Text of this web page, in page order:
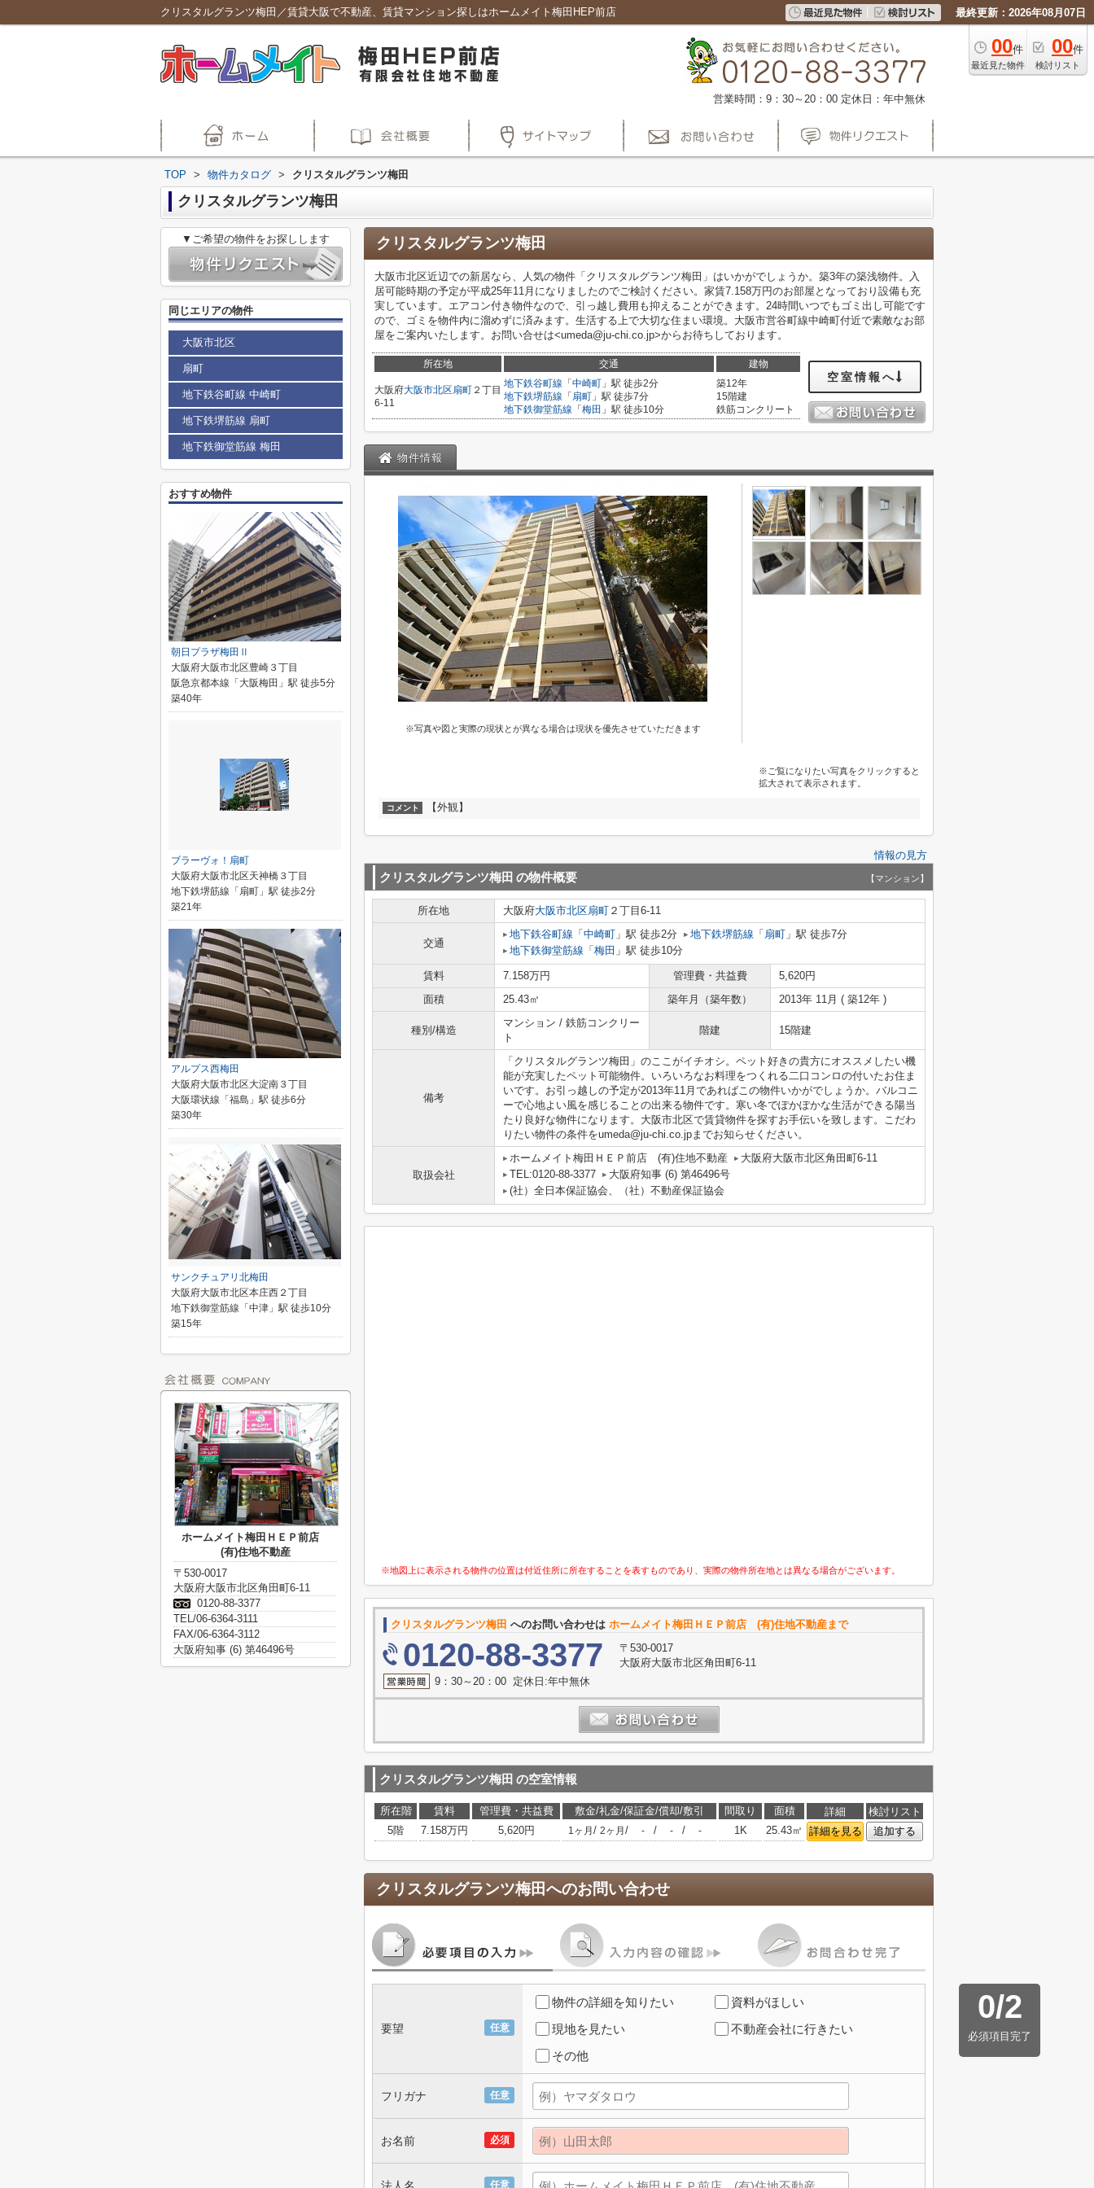
クリスタルグランツ梅田／賃貸大阪で不動産、賃貸マンション探しはホームメイト梅田HEP前店 最終更新：2026年08月07日
00件
最近見た物件
00件
検討リスト
営業時間：9：30～20：00 定休日：年中無休
TOP > 物件カタログ > クリスタルグランツ梅田
クリスタルグランツ梅田
クリスタルグランツ梅田
大阪市北区近辺での新居なら、人気の物件「クリスタルグランツ梅田」はいかがでしょうか。築3年の築浅物件。入
居可能時期の予定が平成25年11月になりましたのでご検討ください。家賃7.158万円のお部屋となっており設備も充
実しています。エアコン付き物件なので、引っ越し費用も抑えることができます。24時間いつでもゴミ出し可能です
ので、ゴミを物件内に溜めずに済みます。生活する上で大切な住まい環境。大阪市営谷町線中崎町付近で素敵なお部
屋をご案内いたします。お問い合せは<umeda@ju-chi.co.jp>からお待ちしております。
所在地 交通 建物
大阪府大阪市北区扇町 ２丁目
6-11
地下鉄谷町線 「 中崎町 」駅 徒歩2分
地下鉄堺筋線 「 扇町 」駅 徒歩7分
地下鉄御堂筋線 「 梅田 」駅 徒歩10分
築12年
15階建
鉄筋コンクリート
空室情報へ
物件情報
※写真や図と実際の現状とが異なる場合は現状を優先させていただきます
※ご覧になりたい写真をクリックすると
拡大されて表示されます。
コメント 【外観】
情報の見方
クリスタルグランツ梅田 の物件概要 【マンション】
所在地 大阪府大阪市北区扇町 ２丁目6-11
交通
地下鉄谷町線 「 中崎町 」駅 徒歩2分 地下鉄堺筋線 「 扇町 」駅 徒歩7分
地下鉄御堂筋線 「 梅田 」駅 徒歩10分
賃料 7.158万円 管理費・共益費
5,620円
面積
25.43㎡ 築年月（築年数） 2013年 11月 ( 築12年 )
種別/構造
マンション / 鉄筋コンクリー
ト
階建 15階建
備考
「クリスタルグランツ梅田」のここがイチオシ。ペット好きの貴方にオススメしたい機
能が充実したペット可能物件。いろいろなお料理をつくれる二口コンロの付いたお住ま
いです。お引っ越しの予定が2013年11月であればこの物件いかがでしょうか。バルコニ
ーで心地よい風を感じることの出来る物件です。寒い冬でぽかぽかな生活ができる陽当
たり良好な物件になります。大阪市北区で賃貸物件を探すお手伝いを致します。こだわ
りたい物件の条件をumeda@ju-chi.co.jpまでお知らせください。
取扱会社
ホームメイト梅田ＨＥＰ前店 (有)住地不動産
大阪府大阪市北区角田町6-11
TEL:0120-88-3377
大阪府知事 (6) 第46496号
(社）全日本保証協会、（社）不動産保証協会
※地図上に表示される物件の位置は付近住所に所在することを表すものであり、実際の物件所在地とは異なる場合がございます。
クリスタルグランツ梅田 へのお問い合わせは ホームメイト梅田ＨＥＰ前店 (有)住地不動産まで
0120-88-3377
〒530-0017
大阪府大阪市北区角田町6-11
9：30～20：00 定休日:年中無休
クリスタルグランツ梅田 の空室情報
所在階 賃料 管理費・共益費 敷金/礼金/保証金/償却/敷引 間取り 面積 詳細
検討リスト
5階
7.158万円 5,620円 1ヶ月 / 2ヶ月 / - / - / - 1K 25.43㎡ 詳細を見る 追加する
クリスタルグランツ梅田へのお問い合わせ
0/2
必須項目完了
任意
要望
物件の詳細を知りたい
資料がほしい
現地を見たい
不動産会社に行きたい
その他
任意
フリガナ
必須
お名前
任意
▼ご希望の物件をお探しします
同じエリアの物件
大阪市北区
扇町
地下鉄谷町線 中崎町
地下鉄堺筋線 扇町
地下鉄御堂筋線 梅田
おすすめ物件
朝日プラザ梅田Ⅱ
大阪府大阪市北区豊崎３丁目
阪急京都本線「大阪梅田」駅 徒歩5分
築40年
ブラーヴォ！扇町
大阪府大阪市北区天神橋３丁目
地下鉄堺筋線「扇町」駅 徒歩2分
築21年
アルプス西梅田
大阪府大阪市北区大淀南３丁目
大阪環状線「福島」駅 徒歩6分
築30年
サンクチュアリ北梅田
大阪府大阪市北区本庄西２丁目
地下鉄御堂筋線「中津」駅 徒歩10分
築15年
ホームメイト梅田ＨＥＰ前店
(有)住地不動産
〒530-0017
大阪府大阪市北区角田町6-11
0120-88-3377
TEL/06-6364-3111
FAX/06-6364-3112
大阪府知事 (6) 第46496号